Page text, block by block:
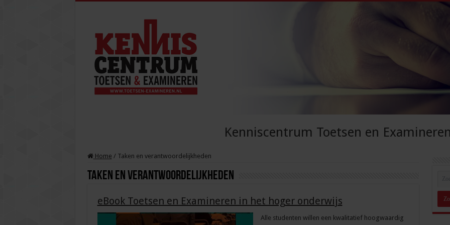
Kenniscentrum Toetsen en
Home / Taken en verantwoordelijkheden
Taken en verantwoordelijkheden
eBook Toetsen en Examineren in het hoger onderwijs
Alle studenten willen een kwalitatief hoogwaardig